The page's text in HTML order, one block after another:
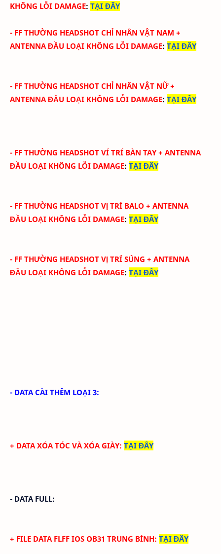
KHÔNG LỖI DAMAGE: TẠI ĐÂY
- FF THƯỜNG HEADSHOT CHỈ NHÂN VẬT NAM +
ANTENNA ĐẦU LOẠI KHÔNG LỖI DAMAGE: TẠI ĐÂY
- FF THƯỜNG HEADSHOT CHỈ NHÂN VẬT NỮ+
ANTENNA ĐẦU LOẠI KHÔNG LỖI DAMAGE: TẠI ĐÂY
- FF THƯỜNG HEADSHOT VÍ TRÍ BÀN TAY+ ANTENNA
ĐẦU LOẠI KHÔNG LỖI DAMAGE: TẠI ĐÂY
- FF THƯỜNG HEADSHOT VỊ TRÍ BALO + ANTENNA
ĐẦU LOẠI KHÔNG LỖI DAMAGE: TẠI ĐÂY
- FF THƯỜNG HEADSHOT VỊ TRÍ SÚNG + ANTENNA
ĐẦU LOẠI KHÔNG LỖI DAMAGE: TẠI ĐÂY
- DATA CÀI THÊM LOẠI 3:
+ DATA XÓA TÓC VÀ XÓA GIÀY: TẠI ĐÂY
- DATA FULL:
+ FILE DATA FLFF IOS OB31 TRUNG BÌNH: TẠI ĐÂY